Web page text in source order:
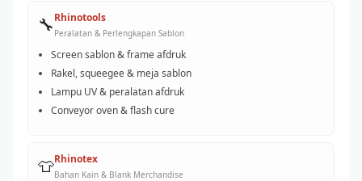
🔧Rhinotools
Peralatan & Perlengkapan Sablon
Screen sablon & frame afdruk
Rakel, squeegee & meja sablon
Lampu UV & peralatan afdruk
Conveyor oven & flash cure
👕Rhinotex
Bahan Kain & Blank Merchandise